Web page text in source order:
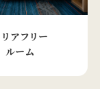
アフリー
ルーム